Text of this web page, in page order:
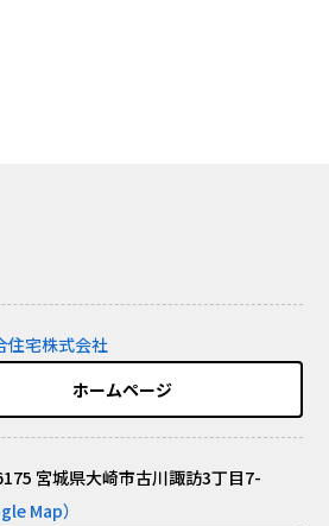
住宅株式会社
ホームページ
宮城県大崎市古川諏訪3丁目7-
Map）